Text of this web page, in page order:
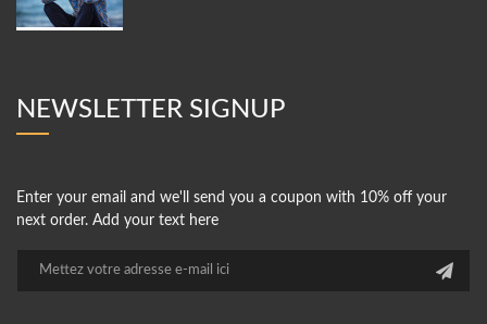
NEWSLETTER SIGNUP
Enter your email and we'll send you a coupon with 10% off your
next order. Add your text here